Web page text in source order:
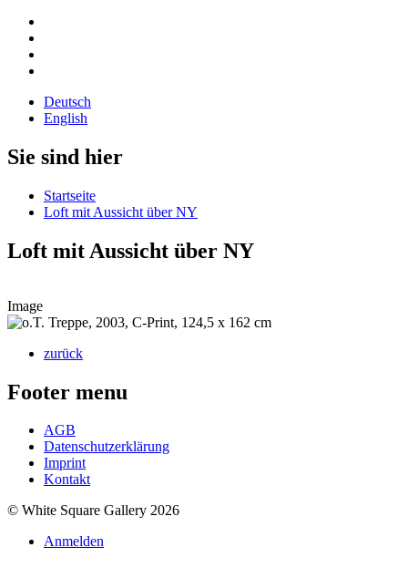
Deutsch
English
Sie sind hier
Startseite
Loft mit Aussicht über NY
Loft mit Aussicht über NY
Image
zurück
Footer menu
AGB
Datenschutzerklärung
Imprint
Kontakt
© White Square Gallery 2026
Anmelden